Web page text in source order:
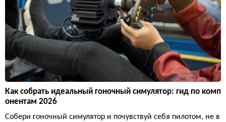
Как собрать идеальный гоночный симулятор: гид по комп
онентам 2026
Собери гоночный симулятор и почувствуй себя пилотом, не в